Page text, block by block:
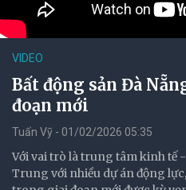
VIDEO
Bất động sản Đà
đoạn mới
Tuấn Vỹ - 01/02/2026 05:35
Với vai trò là trung tâm kinh tế
Trung với nhiều dự án động